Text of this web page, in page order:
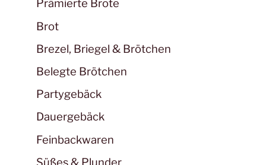
Prämierte Brote
Brot
Brezel, Briegel & Brötchen
Belegte Brötchen
Partygebäck
Dauergebäck
Feinbackwaren
Süßes & Plunder